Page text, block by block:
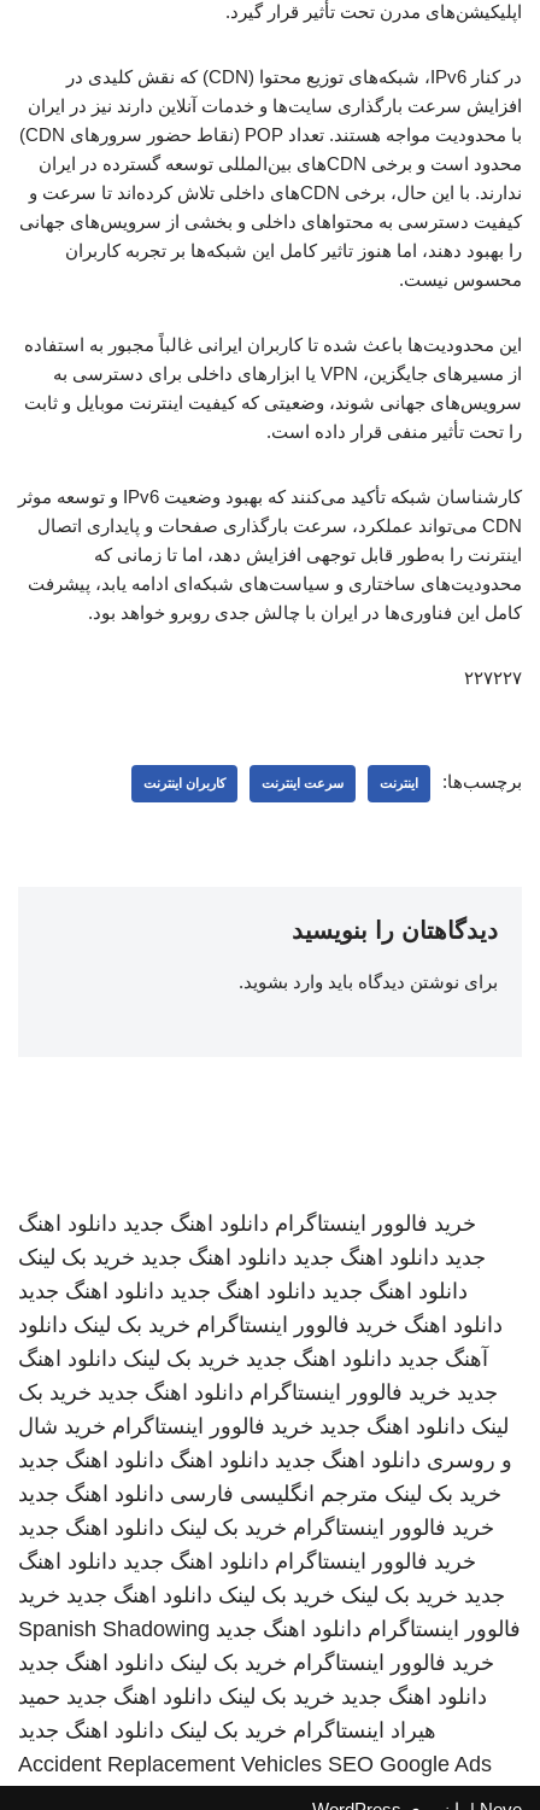
اپلیکیشن‌های مدرن تحت تأثیر قرار گیرد.
در کنار IPv6، شبکه‌های توزیع محتوا (CDN) که نقش کلیدی در
افزایش سرعت بارگذاری سایت‌ها و خدمات آنلاین دارند نیز در ایران
با محدودیت مواجه هستند. تعداد POP (نقاط حضور سرورهای CDN)
محدود است و برخی CDNهای بین‌المللی توسعه گسترده در ایران
ندارند. با این حال، برخی CDNهای داخلی تلاش کرده‌اند تا سرعت و
کیفیت دسترسی به محتواهای داخلی و بخشی از سرویس‌های جهانی
را بهبود دهند، اما هنوز تاثیر کامل این شبکه‌ها بر تجربه کاربران
محسوس نیست.
این محدودیت‌ها باعث شده تا کاربران ایرانی غالباً مجبور به استفاده
از مسیرهای جایگزین، VPN یا ابزارهای داخلی برای دسترسی به
سرویس‌های جهانی شوند، وضعیتی که کیفیت اینترنت موبایل و ثابت
را تحت تأثیر منفی قرار داده است.
کارشناسان شبکه تأکید می‌کنند که بهبود وضعیت IPv6 و توسعه موثر
CDN می‌تواند عملکرد، سرعت بارگذاری صفحات و پایداری اتصال
اینترنت را به‌طور قابل توجهی افزایش دهد، اما تا زمانی که
محدودیت‌های ساختاری و سیاست‌های شبکه‌ای ادامه یابد، پیشرفت
کامل این فناوری‌ها در ایران با چالش جدی روبرو خواهد بود.
۲۲۷۲۲۷
برچسب‌ها: اینترنت سرعت اینترنت کاربران اینترنت
دیدگاهتان را بنویسید
برای نوشتن دیدگاه باید وارد بشوید.
خرید فالوور اینستاگرام دانلود اهنگ جدید دانلود اهنگ
جدید دانلود اهنگ جدید دانلود اهنگ جدید خرید بک لینک
دانلود اهنگ جدید دانلود اهنگ جدید دانلود اهنگ جدید
دانلود اهنگ خرید فالوور اینستاگرام خرید بک لینک دانلود
آهنگ جدید دانلود اهنگ جدید خرید بک لینک دانلود اهنگ
جدید خرید فالوور اینستاگرام دانلود اهنگ جدید خرید بک
لینک دانلود اهنگ جدید خرید فالوور اینستاگرام خرید شال
و روسری دانلود اهنگ جدید دانلود اهنگ دانلود اهنگ جدید
خرید بک لینک مترجم انگلیسی فارسی دانلود اهنگ جدید
خرید فالوور اینستاگرام خرید بک لینک دانلود اهنگ جدید
خرید فالوور اینستاگرام دانلود اهنگ جدید دانلود اهنگ
جدید خرید بک لینک خرید بک لینک دانلود اهنگ جدید خرید
فالوور اینستاگرام دانلود اهنگ جدید Spanish Shadowing
خرید فالوور اینستاگرام خرید بک لینک دانلود اهنگ جدید
دانلود اهنگ جدید خرید بک لینک دانلود اهنگ جدید حمید
هیراد اینستاگرام خرید بک لینک دانلود اهنگ جدید
Accident Replacement Vehicles SEO Google Ads